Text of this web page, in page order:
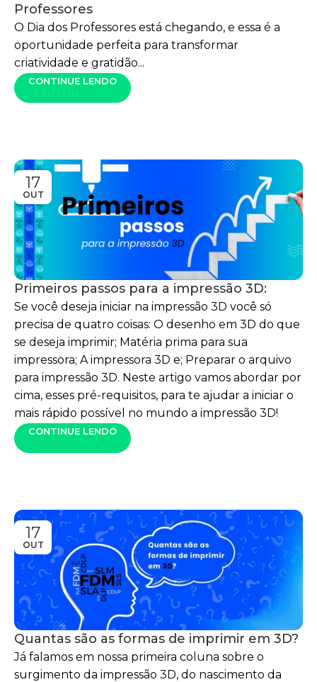
Professores
O Dia dos Professores está chegando, e essa é a
oportunidade perfeita para transformar
criatividade e gratidão...
CONTINUE LENDO
17
OUT
Primeiros passos para a impressão 3D:
Se você deseja iniciar na impressão 3D você só
precisa de quatro coisas: O desenho em 3D do que
se deseja imprimir; Matéria prima para sua
impressora; A impressora 3D e; Preparar o arquivo
para impressão 3D. Neste artigo vamos abordar por
cima, esses pré-requisitos, para te ajudar a iniciar o
mais rápido possível no mundo a impressão 3D!
CONTINUE LENDO
17
OUT
Quantas são as formas de imprimir em 3D?
Já falamos em nossa primeira coluna sobre o
surgimento da impressão 3D, do nascimento da